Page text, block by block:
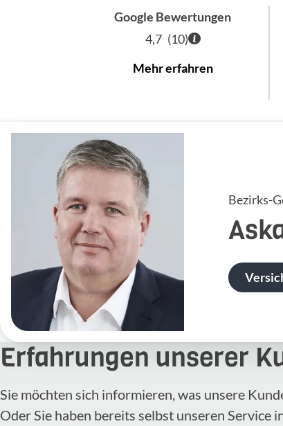
Google Bewertungen
4,7 (10)
Mehr erfahren
Bezirks-
Erfahrungen unserer
Sie möchten sich informieren, was unsere
Oder Sie haben bereits selbst unseren Service